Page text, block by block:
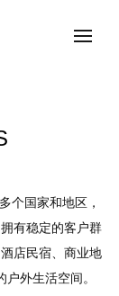
个国家和地区，
有稳定的客户群
店民宿、商业地
外生活空间。